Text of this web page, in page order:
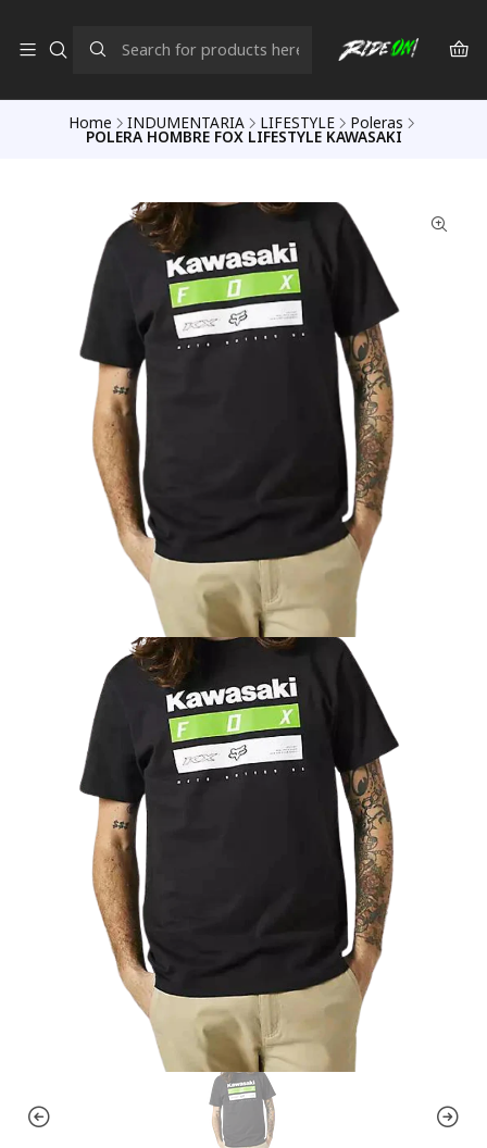
Home INDUMENTARIA LIFESTYLE Poleras
POLERA HOMBRE FOX LIFESTYLE KAWASAKI